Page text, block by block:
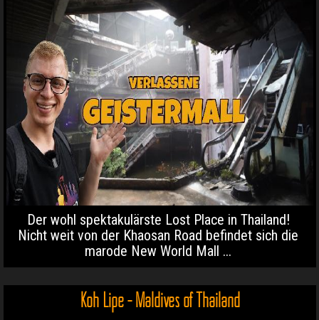
Der wohl spektakulärste Lost Place in Thailand!
Nicht weit von der Khaosan Road befindet sich die
marode New World Mall ...
Koh Lipe - Maldives of Thailand